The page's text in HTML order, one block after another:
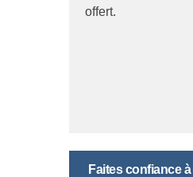
offert.
Faites confiance